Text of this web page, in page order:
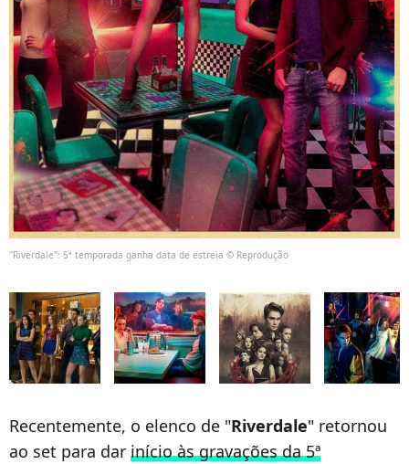
"Riverdale": 5ª temporada ganha data de estreia © Reprodução
Recentemente, o elenco de "Riverdale" retornou
ao set para dar início às gravações da 5ª